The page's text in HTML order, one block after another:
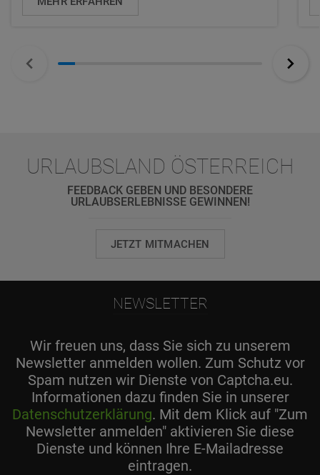
URLAUBSLAND ÖSTERREICH
FEEDBACK GEBEN UND BESONDERE
URLAUBSERLEBNISSE GEWINNEN!
JETZT MITMACHEN
NEWSLETTER
Wir freuen uns, dass Sie sich zu unserem
Newsletter anmelden wollen. Zum Schutz vor
Spam nutzen wir Dienste von Captcha.eu.
Informationen dazu finden Sie in unserer
Datenschutzerklärung. Mit dem Klick auf "Zum
Newsletter anmelden" aktivieren Sie diese
Dienste und können Ihre E-Mailadresse
eintragen.